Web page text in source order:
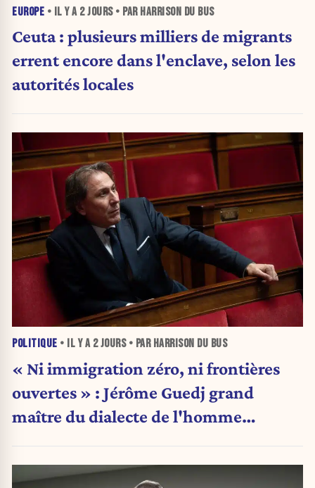
EUROPE • IL Y A 2 JOURS• PAR HARRISON DU BUS
Ceuta : plusieurs milliers de migrants
errent encore dans l'enclave, selon les
autorités locales
POLITIQUE • IL Y A 2 JOURS• PAR HARRISON DU BUS
« Ni immigration zéro, ni frontières
ouvertes » : Jérôme Guedj grand
maître du dialecte de l'homme